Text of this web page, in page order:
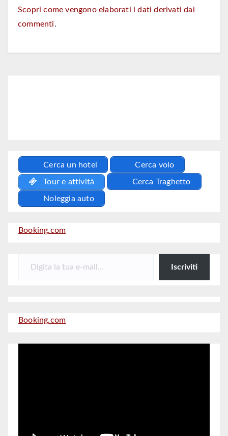
Scopri come vengono elaborati i dati derivati dai
commenti.
Cerca un hotel Cerca volo
Tour e attività Cerca Traghetto
Noleggia auto
Booking.com
Iscriviti
Booking.com